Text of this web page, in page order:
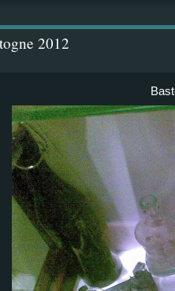
2012